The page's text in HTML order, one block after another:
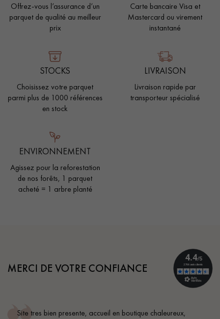
Offrez-vous l’assurance d’un
parquet de qualité au meilleur
prix
Carte bancaire Visa et
Mastercard ou virement
instantané
STOCKS
Choisissez votre parquet
parmi plus de 1000 références
en stock
LIVRAISON
Livraison rapide par
transporteur spécialisé
ENVIRONNEMENT
Agissez pour la reforestation
de nos forêts, 1 parquet
acheté = 1 arbre planté
MERCI DE VOTRE CONFIANCE
Conseil parfait, échanges fluides. Je recommande